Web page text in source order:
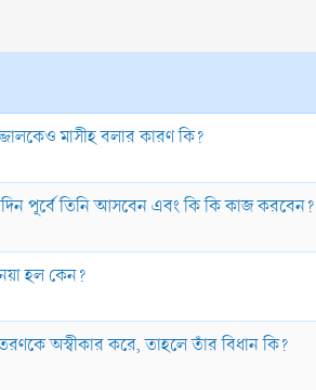
মাসীহ বলার কারণ কি?
পূর্বে তিনি আসবেন এবং কি কি কাজ করবেন?
হল কেন?
অস্বীকার করে, তাহলে তাঁর বিধান কি?